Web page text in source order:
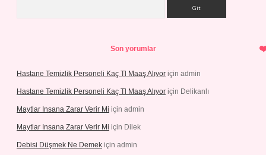
Son yorumlar
Hastane Temizlik Personeli Kaç Tl Maaş Alıyor için admin
Hastane Temizlik Personeli Kaç Tl Maaş Alıyor için Delikanlı
Maytlar Insana Zarar Verir Mi için admin
Maytlar Insana Zarar Verir Mi için Dilek
Debisi Düşmek Ne Demek için admin